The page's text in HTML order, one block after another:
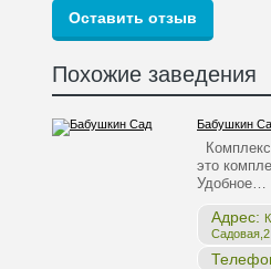
Похожие заведения
Бабушкин
это
Удобное…
Адрес: